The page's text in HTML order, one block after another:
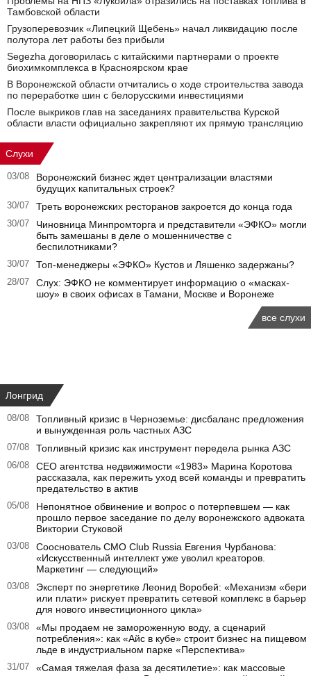
Тамбовской области
Грузоперевозчик «Липецкий Щебень» начал ликвидацию после
полутора лет работы без прибыли
Segezha договорилась с китайскими партнерами о проекте
биохимкомплекса в Красноярском крае
В Воронежской области отчитались о ходе строительства завода
по переработке шин с белорусскими инвестициями
После выкриков глав на заседаниях правительства Курской
области власти официально закрепляют их прямую трансляцию
Слухи
03/08
Воронежский бизнес ждет централизации властями
будущих капитальных строек?
30/07 Треть воронежских ресторанов закроется до конца года
30/07
Чиновница Минпромторга и представители «ЭФКО» могли
быть замешаны в деле о мошенничестве с
беспилотниками?
30/07 Топ-менеджеры «ЭФКО» Кустов и Ляшенко задержаны?
28/07
Слух: ЭФКО не комментирует информацию о «масках-
шоу» в своих офисах в Тамани, Москве и Воронеже
все слухи
Лонгрид
08/08
Топливный кризис в Черноземье: дисбаланс предложения
и вынужденная роль частных АЗС
07/08 Топливный кризис как инструмент передела рынка АЗС
06/08
CEO агентства недвижимости «1983» Марина Коротова
рассказала, как пережить уход всей команды и превратить
предательство в актив
05/08
Непонятное обвинение и вопрос о потерпевшем — как
прошло первое заседание по делу воронежского адвоката
Виктории Стуковой
03/08
Сооснователь CMO Club Russia Евгения Чурбанова:
«Искусственный интеллект уже уволил креаторов.
Маркетинг — следующий»
03/08
Эксперт по энергетике Леонид Воробей: «Механизм «бери
или плати» рискует превратить сетевой комплекс в барьер
для нового инвестиционного цикла»
03/08
«Мы продаем не замороженную воду, а сценарий
потребления»: как «Айс в кубе» строит бизнес на пищевом
льде в индустриальном парке «Перспектива»
31/07
«Самая тяжелая фаза за десятилетие»: как массовые